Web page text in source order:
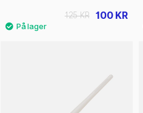
100 KR
125 KR